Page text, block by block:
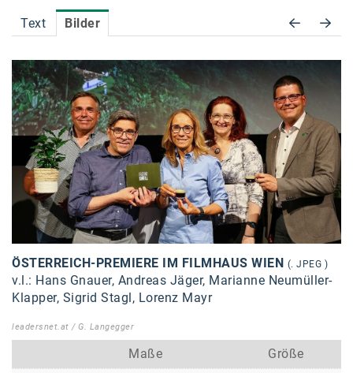
Accessiway
Accor
ALC
Anadi Bank
Arthur D. Little
Bake the Shape
BBDO Wien
bellaflora
Be.See.
Brandl Talos
Text Bilder
ÖSTERREICH-PREMIERE IM FILMHAUS WIEN (. JPEG )
v.l.: Hans Gnauer, Andreas Jäger, Marianne Neumüller-
Klapper, Sigrid Stagl, Lorenz Mayr
leadersnet.at / G. Langegger
Maße Größe